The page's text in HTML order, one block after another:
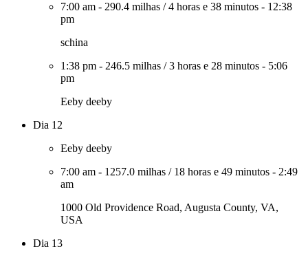
7:00 am - 290.4 milhas /4 horas e 38 minutos - 12:38
pm
schina
1:38 pm - 246.5 milhas /3 horas e 28 minutos - 5:06
pm
Eeby deeby
Dia 12
Eeby deeby
7:00 am - 1257.0 milhas / 18 horas e 49 minutos - 2:49
am
1000 Old Providence Road, Augusta County, VA,
USA
Dia 13